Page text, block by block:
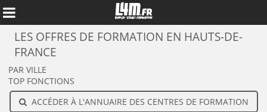
LES OFFRES DE FORMATION EN HAUTS-DE-
FRANCE
PAR VILLE
TOP FONCTIONS
ACCÉDER À L'ANNUAIRE DES CENTRES DE FORMATION